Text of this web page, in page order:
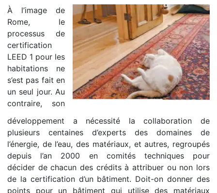
À l’image de
Rome, le
processus de
certification
LEED 1 pour les
habitations ne
s’est pas fait en
un seul jour. Au
contraire, son
développement a nécessité la collaboration de
plusieurs centaines d’experts des domaines de
l’énergie, de l’eau, des matériaux, et autres, regroupés
depuis l’an 2000 en comités techniques pour
décider de chacun des crédits à attribuer ou non lors
de la certification d’un bâtiment. Doit-on donner des
points pour un bâtiment qui utilise des matériaux